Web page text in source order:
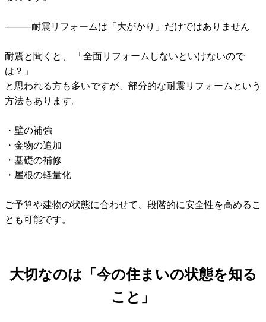
⸻耐震リフォームは「大がかり」だけではありません
耐震と聞くと、 「全面リフォームしないといけないので
は？」
と思われる方も多いですが、部分的な耐震リフォームという
方法もあります。
・壁の補強
・金物の追加
・基礎の補修
・屋根の軽量化
ご予算や建物の状態に合わせて、段階的に安全性を高めるこ
とも可能です。
大切なのは「今の住まいの状態を知る
こと」